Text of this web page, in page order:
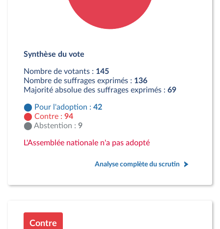
Contre : 94 députés
Synthèse du vote
Nombre de votants : 145
Nombre de suffrages exprimés : 136
Majorité absolue des suffrages exprimés : 69
Pour l'adoption : 42
Contre : 94
Abstention : 9
L'Assemblée nationale n'a pas adopté
Analyse complète du scrutin
Contre